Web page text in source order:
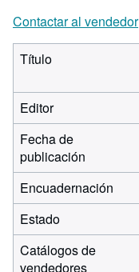
Contactar al vendedor
Título
Editor
Fecha de
publicación
Encuadernación
Estado
Catálogos de
vendedores